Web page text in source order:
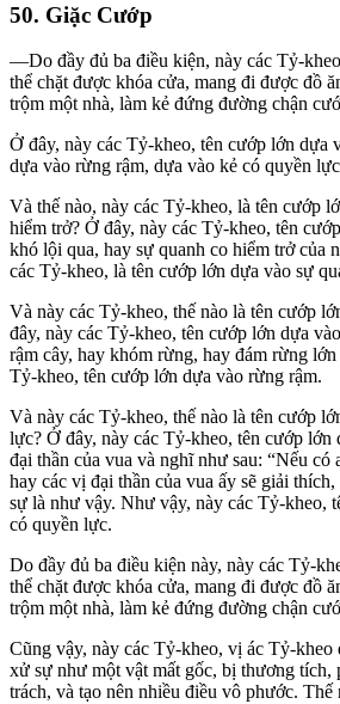
50. Giặc Cướp
—Do đầy đủ ba điều kiện, này các Tỷ-
thể chặt được khóa cửa, mang đi được đồ
trộm một nhà, làm kẻ đứng đường chận
Ở đây, này các Tỷ-kheo, tên cướp lớn dựa
dựa vào rừng rậm, dựa vào kẻ có quyền
Và thế nào, này các Tỷ-kheo, là tên cướp
hiểm trở? Ở đây, này các Tỷ-kheo, tên
khó lội qua, hay sự quanh co hiểm trở của
các Tỷ-kheo, là tên cướp lớn dựa vào sự
Và này các Tỷ-kheo, thế nào là tên cướp
đây, này các Tỷ-kheo, tên cướp lớn dựa
rậm cây, hay khóm rừng, hay đám rừng
Tỷ-kheo, tên cướp lớn dựa vào rừng rậm.
Và này các Tỷ-kheo, thế nào là tên cướp
lực? Ở đây, này các Tỷ-kheo, tên cướp lớn
đại thần của vua và nghĩ như sau: “Nếu có
hay các vị đại thần của vua ấy sẽ giải
sự là như vậy. Như vậy, này các Tỷ-kheo,
có quyền lực.
Do đầy đủ ba điều kiện này, này các Tỷ-
thể chặt được khóa cửa, mang đi được đồ
trộm một nhà, làm kẻ đứng đường chận
Cũng vậy, này các Tỷ-kheo, vị ác Tỷ-kheo
xử sự như một vật mất gốc, bị thương tích,
trách, và tạo nên nhiều điều vô phước. Thế